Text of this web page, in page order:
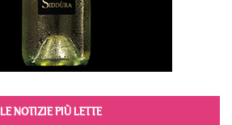
LE NOTIZIE PIÙ LETTE